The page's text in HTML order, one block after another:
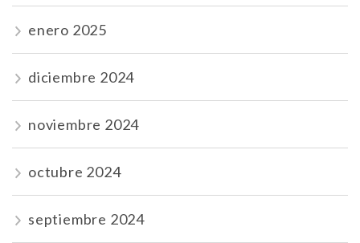
enero 2025
diciembre 2024
noviembre 2024
octubre 2024
septiembre 2024